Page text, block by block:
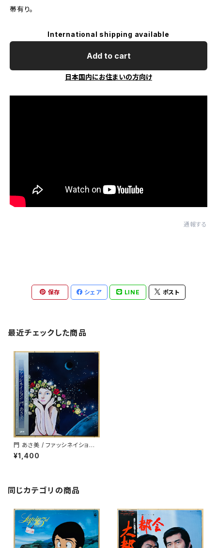
帯有り。
International shipping available
Add to cart
日本国内にお住まいの方向け
通報する
保存 シェア LINE ポスト
最近チェックした商品
門 あさ美 / ファッシネイション
(FASCINATION)
¥1,400
同じカテゴリの商品